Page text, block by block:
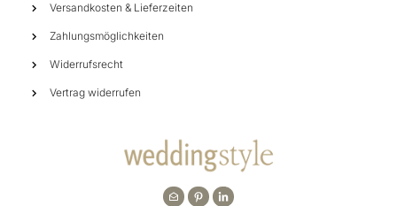
Versandkosten & Lieferzeiten
Zahlungsmöglichkeiten
Widerrufsrecht
Vertrag widerrufen